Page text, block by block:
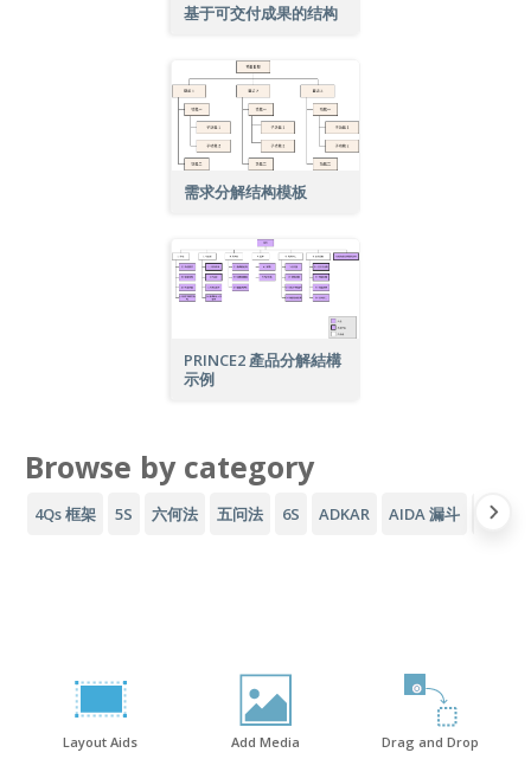
基于可交付成果的结构
需求分解结构模板
PRINCE2 產品分解結構
示例
Browse by category
4Qs 框架 5S 六何法 五问法 6S ADKAR AIDA 漏斗 AWS
Layout Aids Add Media Drag and Drop